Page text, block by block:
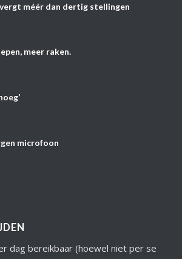
méér dan dertig stellingen
meer raken.
microfoon
dag bereikbaar (hoewel niet per se